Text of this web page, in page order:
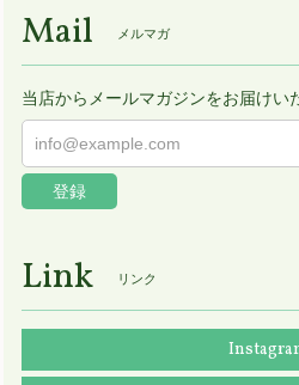
Mail メルマガ
当店からメールマガジンをお届けい
登録
Link リンク